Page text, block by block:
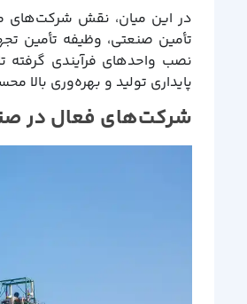
در این میان، نقش شرکت‌های
تأمین صنعتی، وظیفه تأمین
نصب واحدهای فرآیندی
پایداری تولید و بهره‌وری بالا
شرکت‌های فعال در